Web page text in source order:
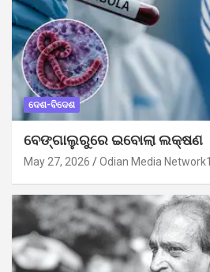
ଦେଶ-ବିଦେଶ
ବେଙ୍ଗାଲୁରୁରେ ଇବୋଲା ଲକ୍ଷଣ
May 27, 2026 Odian Media Network1